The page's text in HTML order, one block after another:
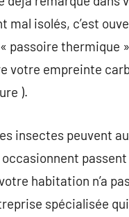
mal isolés, c’est
passoire thermique
votre empreinte
).
insectes peuvent
habitation n’a
spécialisée